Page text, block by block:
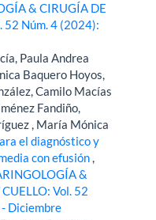
& CIRUGÍA DE
52 Núm. 4 (2024):
Paula Andrea
Baquero Hoyos,
Camilo Macías
Fandiño,
, María Mónica
el diagnóstico y
con efusión,
&
Vol. 52
Diciembre